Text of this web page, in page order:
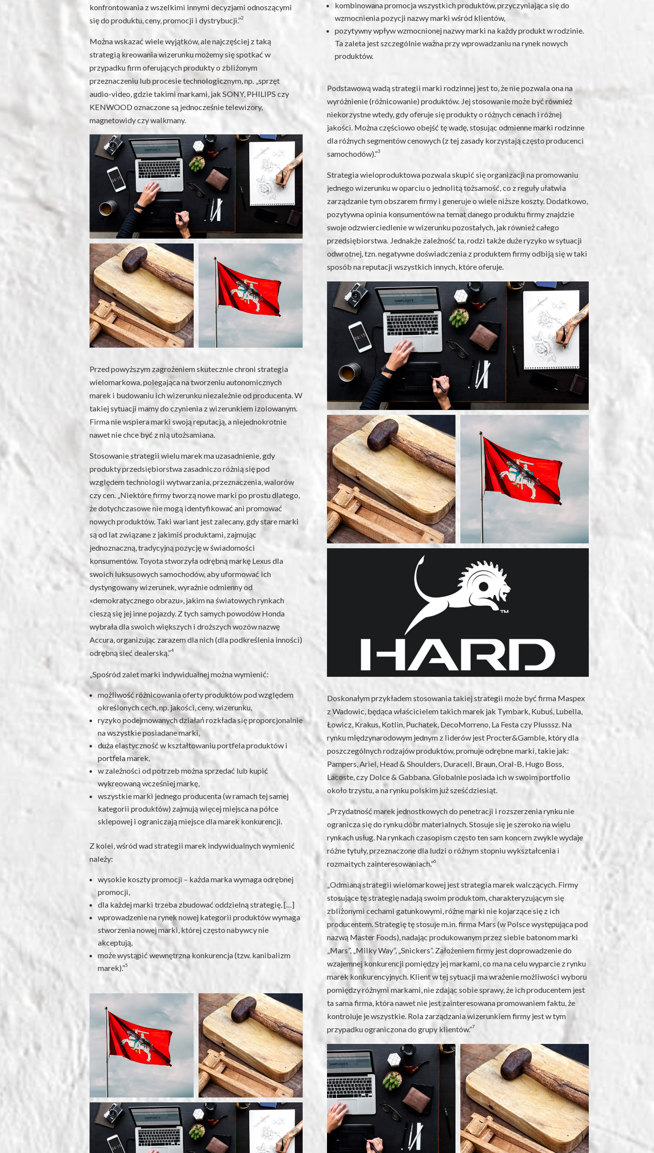
konfrontowania z wszelkimi innymi decyzjami odnoszącymi
się do produktu, ceny, promocji i dystrybucji.”2
Można wskazać wiele wyjątków, ale najczęściej z taką
strategią kreowania wizerunku możemy się spotkać w
przypadku firm oferujących produkty o zbliżonym
przeznaczeniu lub procesie technologicznym, np. „sprzęt
audio-video, gdzie takimi markami, jak SONY, PHILIPS czy
KENWOOD oznaczone są jednocześnie telewizory,
magnetowidy czy walkmany.
Przed powyższym zagrożeniem skutecznie chroni strategia
wielomarkowa, polegająca na tworzeniu autonomicznych
marek i budowaniu ich wizerunku niezależnie od producenta. W
takiej sytuacji mamy do czynienia z wizerunkiem izolowanym.
Firma nie wspiera marki swoją reputacją, a niejednokrotnie
nawet nie chce być z nią utożsamiana.
Stosowanie strategii wielu marek ma uzasadnienie, gdy
produkty przedsiębiorstwa zasadniczo różnią się pod
względem technologii wytwarzania, przeznaczenia, walorów
czy cen. „Niektóre firmy tworzą nowe marki po prostu dlatego,
że dotychczasowe nie mogą identyfikować ani promować
nowych produktów. Taki wariant jest zalecany, gdy stare marki
są od lat związane z jakimiś produktami, zajmując
jednoznaczną, tradycyjną pozycję w świadomości
konsumentów. Toyota stworzyła odrębną markę Lexus dla
swoich luksusowych samochodów, aby uformować ich
dystyngowany wizerunek, wyraźnie odmienny od
«demokratycznego obrazu», jakim na światowych rynkach
cieszą się jej inne pojazdy. Z tych samych powodów Honda
wybrała dla swoich większych i droższych wozów nazwę
Accura, organizując zarazem dla nich (dla podkreślenia inności)
odrębną sieć dealerską.”4
„Spośród zalet marki indywidualnej można wymienić:
możliwość różnicowania oferty produktów pod względem
określonych cech, np. jakości, ceny, wizerunku,
ryzyko podejmowanych działań rozkłada się proporcjonalnie
na wszystkie posiadane marki,
duża elastyczność w kształtowaniu portfela produktów i
portfela marek,
w zależności od potrzeb można sprzedać lub kupić
wykreowaną wcześniej markę,
wszystkie marki jednego producenta (w ramach tej samej
kategorii produktów) zajmują więcej miejsca na półce
sklepowej i ograniczają miejsce dla marek konkurencji.
Z kolei, wśród wad strategii marek indywidualnych wymienić
należy:
wysokie koszty promocji – każda marka wymaga odrębnej
promocji,
dla każdej marki trzeba zbudować oddzielną strategię, […]
wprowadzenie na rynek nowej kategorii produktów wymaga
stworzenia nowej marki, której często nabywcy nie
akceptują,
może wystąpić wewnętrzna konkurencja (tzw. kanibalizm
marek).”5
kombinowana promocja wszystkich produktów, przyczyniająca się do
wzmocnienia pozycji nazwy marki wśród klientów,
pozytywny wpływ wzmocnionej nazwy marki na każdy produkt w rodzinie.
Ta zaleta jest szczególnie ważna przy wprowadzaniu na rynek nowych
produktów.
Podstawową wadą strategii marki rodzinnej jest to, że nie pozwala ona na
wyróżnienie (różnicowanie) produktów. Jej stosowanie może być również
niekorzystne wtedy, gdy oferuje się produkty o różnych cenach i różnej
jakości. Można częściowo obejść tę wadę, stosując odmienne marki rodzinne
dla różnych segmentów cenowych (z tej zasady korzystają często producenci
samochodów).”3
Strategia wieloproduktowa pozwala skupić się organizacji na promowaniu
jednego wizerunku w oparciu o jednolitą tożsamość, co z reguły ułatwia
zarządzanie tym obszarem firmy i generuje o wiele niższe koszty. Dodatkowo,
pozytywna opinia konsumentów na temat danego produktu firmy znajdzie
swoje odzwierciedlenie w wizerunku pozostałych, jak również całego
przedsiębiorstwa. Jednakże zależność ta, rodzi także duże ryzyko w sytuacji
odwrotnej, tzn. negatywne doświadczenia z produktem firmy odbiją się w taki
sposób na reputacji wszystkich innych, które oferuje.
Doskonałym przykładem stosowania takiej strategii może być firma Maspex
z Wadowic, będąca właścicielem takich marek jak Tymbark, Kubuś, Lubella,
Łowicz, Krakus, Kotlin, Puchatek, DecoMorreno, La Festa czy Plusssz. Na
rynku międzynarodowym jednym z liderów jest Procter&Gamble, który dla
poszczególnych rodzajów produktów, promuje odrębne marki, takie jak:
Pampers, Ariel, Head & Shoulders, Duracell, Braun, Oral-B, Hugo Boss,
Lacoste, czy Dolce & Gabbana. Globalnie posiada ich w swoim portfolio
około trzystu, a na rynku polskim już sześćdziesiąt.
„Przydatność marek jednostkowych do penetracji i rozszerzenia rynku nie
ogranicza się do rynku dóbr materialnych. Stosuje się je szeroko na wielu
rynkach usług. Na rynkach czasopism często ten sam koncern zwykle wydaje
różne tytuły, przeznaczone dla ludzi o różnym stopniu wykształcenia i
rozmaitych zainteresowaniach.”6
„Odmianą strategii wielomarkowej jest strategia marek walczących. Firmy
stosujące tę strategię nadają swoim produktom, charakteryzującym się
zbliżonymi cechami gatunkowymi, różne marki nie kojarzące się z ich
producentem. Strategię tę stosuje m.in. firma Mars (w Polsce występująca pod
nazwą Master Foods), nadając produkowanym przez siebie batonom marki
„Mars”, „Milky Way”, „Snickers”. Założeniem firmy jest doprowadzenie do
wzajemnej konkurencji pomiędzy jej markami, co ma na celu wyparcie z rynku
marek konkurencyjnych. Klient w tej sytuacji ma wrażenie możliwości wyboru
pomiędzy różnymi markami, nie zdając sobie sprawy, że ich producentem jest
ta sama firma, która nawet nie jest zainteresowana promowaniem faktu, że
kontroluje je wszystkie. Rola zarządzania wizerunkiem firmy jest w tym
przypadku ograniczona do grupy klientów.”7